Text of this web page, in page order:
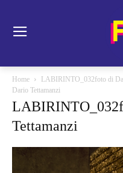
Home LABIRINTO_032foto di
Dario Tettamanzi
Tettamanzi